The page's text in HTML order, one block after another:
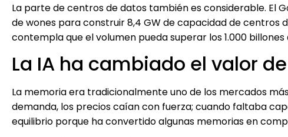
La parte de centros de datos también es considerable. El
de wones para construir 8,4 GW de capacidad de centros
contempla que el volumen pueda superar los 1.000 billones
La IA ha cambiado el valor
La memoria era tradicionalmente uno de los mercados
demanda, los precios caían con fuerza; cuando faltaba
equilibrio porque ha convertido algunas memorias en